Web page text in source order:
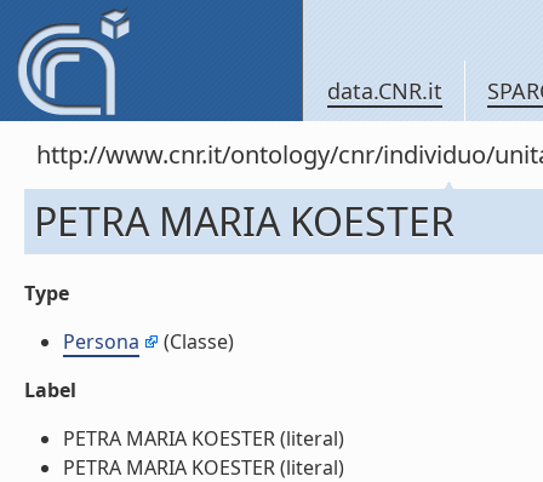
data.CNR.it
http://www.cnr.it/ontology/cnr/individuo/
PETRA MARIA KOESTER
Type
Persona
(Classe)
Label
PETRA MARIA KOESTER (literal)
PETRA MARIA KOESTER (literal)